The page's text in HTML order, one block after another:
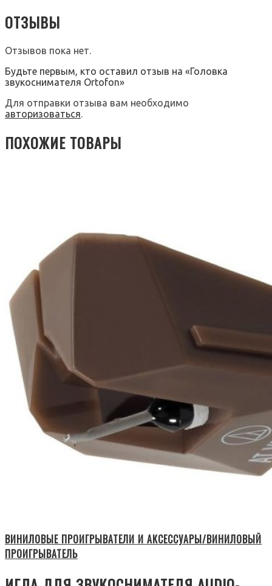
ОТЗЫВЫ
Отзывов пока нет.
Будьте первым, кто оставил отзыв на «Головка
звукоснимателя Ortofon»
Для отправки отзыва вам необходимо
авторизоваться.
ПОХОЖИЕ ТОВАРЫ
ВИНИЛОВЫЕ ПРОИГРЫВАТЕЛИ И АКСЕССУАРЫ/ВИНИЛОВЫЙ
ПРОИГРЫВАТЕЛЬ